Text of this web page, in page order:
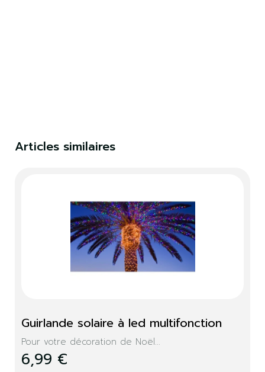
Articles similaires
Guirlande solaire à led multifonction
Pour votre décoration de Noël...
6,99 €